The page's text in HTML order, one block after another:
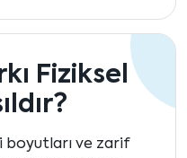
Fiziksel
boyutları ve zarif